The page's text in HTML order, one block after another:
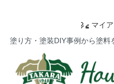
マイ
塗り方・塗装DIY事例から塗料